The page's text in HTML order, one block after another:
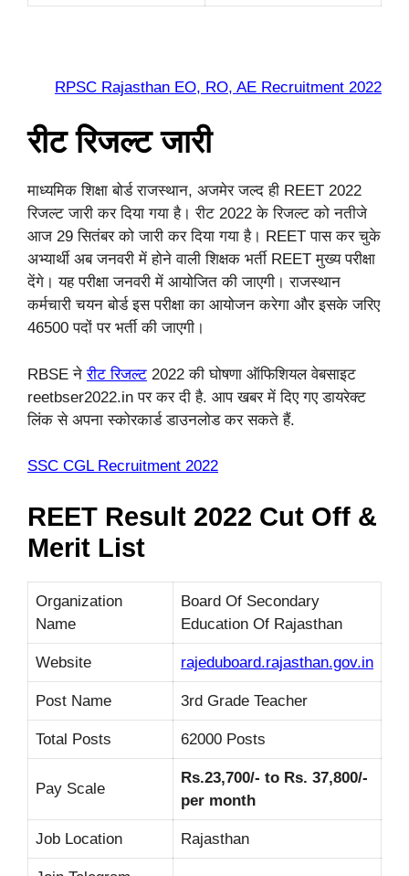
RPSC Rajasthan EO, RO, AE Recruitment 2022
रीट रिजल्ट जारी
माध्यमिक शिक्षा बोर्ड राजस्थान, अजमेर जल्द ही REET 2022
रिजल्ट जारी कर दिया गया है। रीट 2022 के रिजल्ट को नतीजे
आज 29 सितंबर को जारी कर दिया गया है। REET पास कर चुके
अभ्यार्थी अब जनवरी में होने वाली शिक्षक भर्ती REET मुख्य परीक्षा
देंगे। यह परीक्षा जनवरी में आयोजित की जाएगी। राजस्थान
कर्मचारी चयन बोर्ड इस परीक्षा का आयोजन करेगा और इसके जरिए
46500 पदों पर भर्ती की जाएगी।
RBSE नेरीट रिजल्ट 2022 की घोषणा ऑफिशियल वेबसाइट
reetbser2022.in पर कर दी है. आप खबर में दिए गए डायरेक्ट
लिंक से अपना स्कोरकार्ड डाउनलोड कर सकते हैं.
SSC CGL Recruitment 2022
REET Result 2022 Cut Off &
Merit List
Organization
Name
Board Of Secondary
Education Of Rajasthan
Website rajeduboard.rajasthan.gov.in
Post Name 3rd Grade Teacher
Total Posts 62000 Posts
Pay Scale
Rs.23,700/- to Rs. 37,800/-
per month
Job Location Rajasthan